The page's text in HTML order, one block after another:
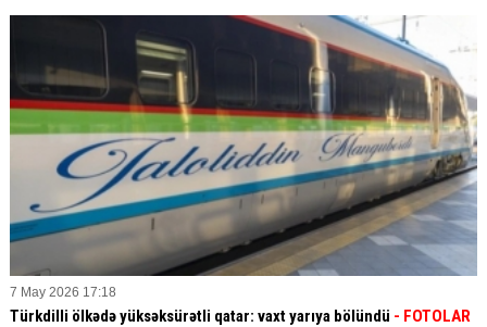
7 May 2026 17:18
Türkdilli ölkədə yüksəksürətli qatar: vaxt yarıya bölündü - FOTOLAR